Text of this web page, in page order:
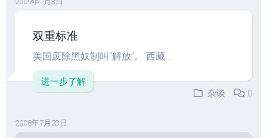
双重标准
美国废除黑奴制叫“解放”。 西藏...
进一步了解
杂谈
0
2008年7月23日